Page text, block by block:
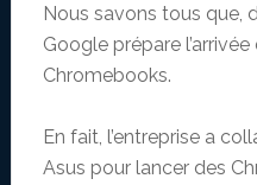
Nous savons tous que,
Google prépare
Chromebooks.
En fait, l’entreprise a
Asus pour lancer des